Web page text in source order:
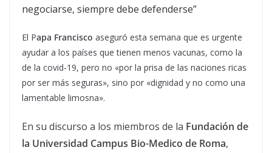
negociarse, siempre debe defenderse”
El Papa Francisco aseguró esta semana que es urgente
ayudar a los países que tienen menos vacunas, como la
de la covid-19, pero no «por la prisa de las naciones ricas
por ser más seguras», sino por «dignidad y no como una
lamentable limosna».
En su discurso a los miembros de la Fundación de
la Universidad Campus Bio-Medico de Roma,